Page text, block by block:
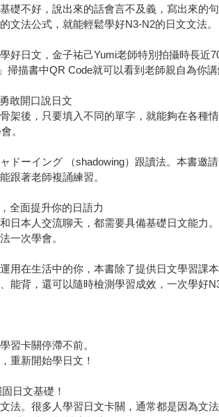
礎不好，說出來的話會言不及義，寫出來的
文法公式，就能輕鬆學好N3-N2的日文文法。
好日文，金子祐己Yumi老師特別拍攝時長
掃描書中QR Code就可以看到老師親自為你講
敢開口說日文
架後，只要填入不同的單字，就能夠在各種
。
ドーイング （shadowing）跟讀法。本書邀
跟著老師複誦練習。
全面提升你的日語力
日本人交流聊天，都需要具備基礎日文能力
一次學會。
用在生活中的你，本書除了提供日文學習課
能背，還可以隨時檢測學習成效，一次學好
習卡關停滯不前。
重新開始學日文！
日文基礎！
法。很多人學習日文卡關，通常都是因為文